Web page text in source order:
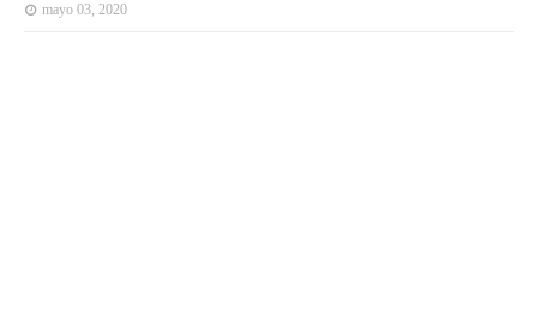
mayo 03, 2020